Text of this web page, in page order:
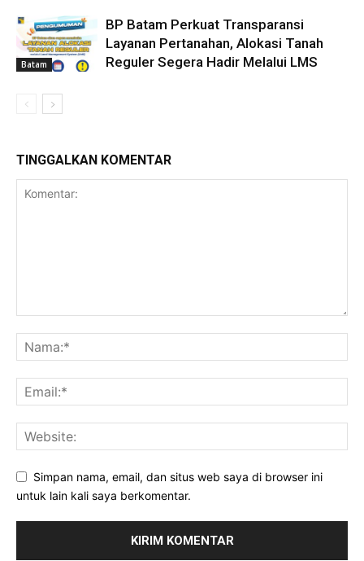
Batam
BP Batam Perkuat Transparansi
Layanan Pertanahan, Alokasi Tanah
Reguler Segera Hadir Melalui LMS
TINGGALKAN KOMENTAR
Simpan nama, email, dan situs web saya di browser ini
untuk lain kali saya berkomentar.